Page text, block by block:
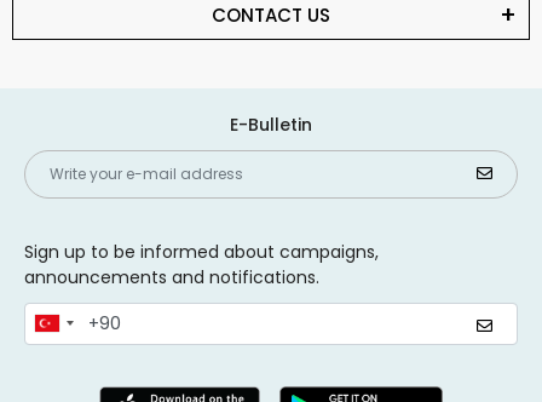
CONTACT US
E-Bulletin
Sign up to be informed about campaigns,
announcements and notifications.